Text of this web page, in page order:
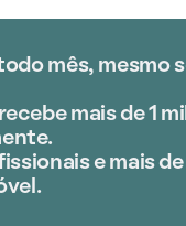
mês, mesmo
mais de 1
e mais